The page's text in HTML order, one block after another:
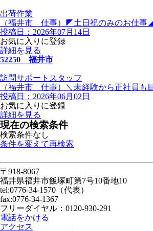
出荷作業
（福井市 仕事）◤土日祝のみのお仕
投稿日：2026年07月14日
お気に入りに登録
詳細を見る
52250 福井市
訪問サポートスタッフ
（福井市 仕事）＼未経験から正社員も
投稿日：2026年06月02日
お気に入りに登録
詳細を見る
現在の検索条件
検索条件なし
条件を変えて再検索
〒918-8067
福井県福井市飯塚町第7号10番地10
tel:0776-34-1570（代表）
fax:0776-34-1367
フリーダイヤル：0120-930-291
電話をかける
アクセス